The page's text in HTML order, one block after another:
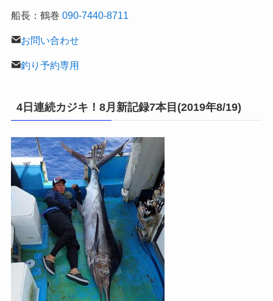
船長：鶴巻 090-7440-8711
お問い合わせ
釣り予約専用
4日連続カジキ！8月新記録7本目(2019年8/19)